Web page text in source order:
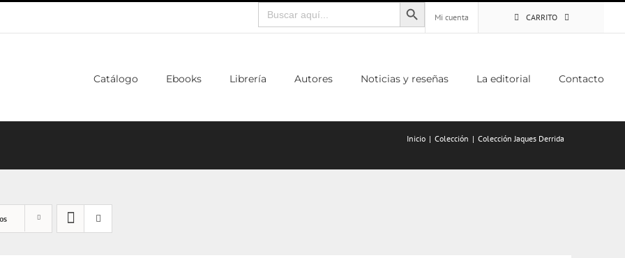
Buscar:
Mi cuenta
CARRITO
Catálogo Ebooks Librería Autores Noticias y reseñas La editorial Contacto
Inicio Colección Colección Jaques Derrida